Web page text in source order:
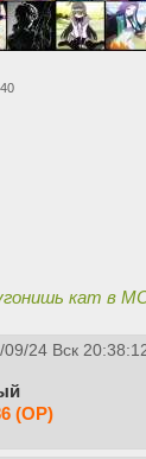
кат в
09/24 Вск
(OP)